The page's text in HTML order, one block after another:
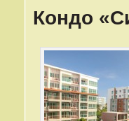
Кондо